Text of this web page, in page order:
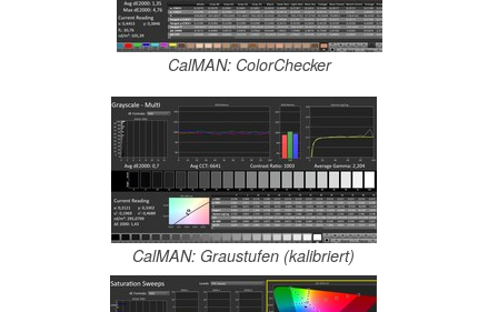
CalMAN: ColorChecker
CalMAN: Graustufen (kalibriert)